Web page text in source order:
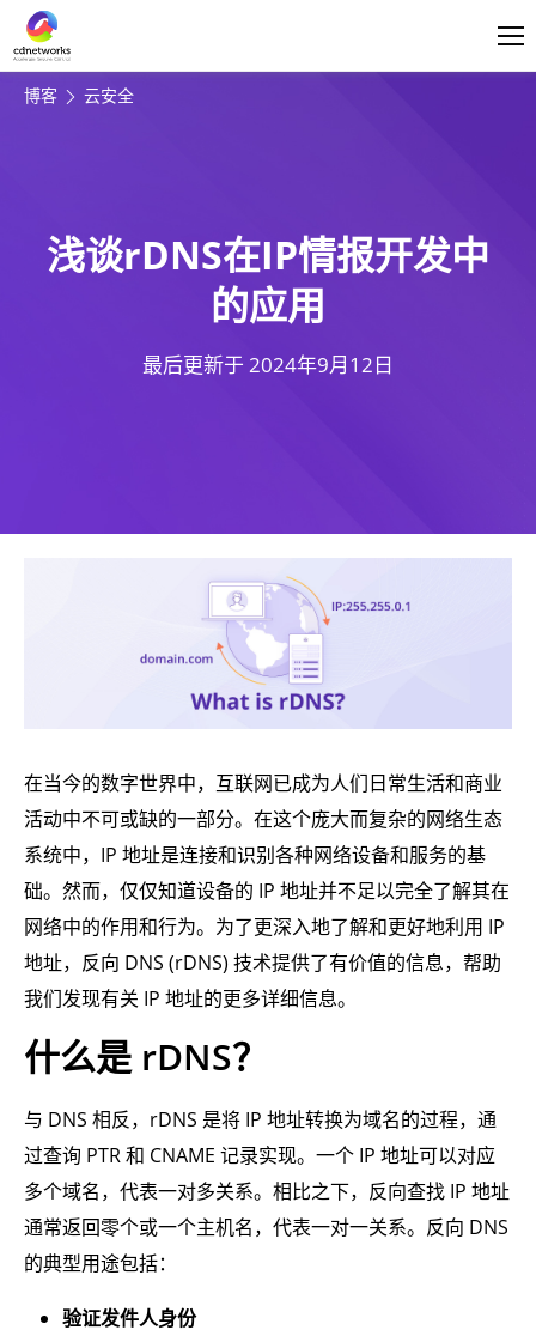
博客 云安全
浅谈rDNS在IP情报开发中
的应用
最后更新于 2024年9月12日
在当今的数字世界中，互联网已成为人们日常生活和商业
活动中不可或缺的一部分。在这个庞大而复杂的网络生态
系统中，IP 地址是连接和识别各种网络设备和服务的基
础。然而，仅仅知道设备的 IP 地址并不足以完全了解其在
网络中的作用和行为。为了更深入地了解和更好地利用 IP
地址，反向 DNS (rDNS) 技术提供了有价值的信息，帮助
我们发现有关 IP 地址的更多详细信息。
什么是 rDNS？
与 DNS 相反，rDNS 是将 IP 地址转换为域名的过程，通
过查询 PTR 和 CNAME 记录实现。一个 IP 地址可以对应
多个域名，代表一对多关系。相比之下，反向查找 IP 地址
通常返回零个或一个主机名，代表一对一关系。反向 DNS
的典型用途包括：
验证发件人身份